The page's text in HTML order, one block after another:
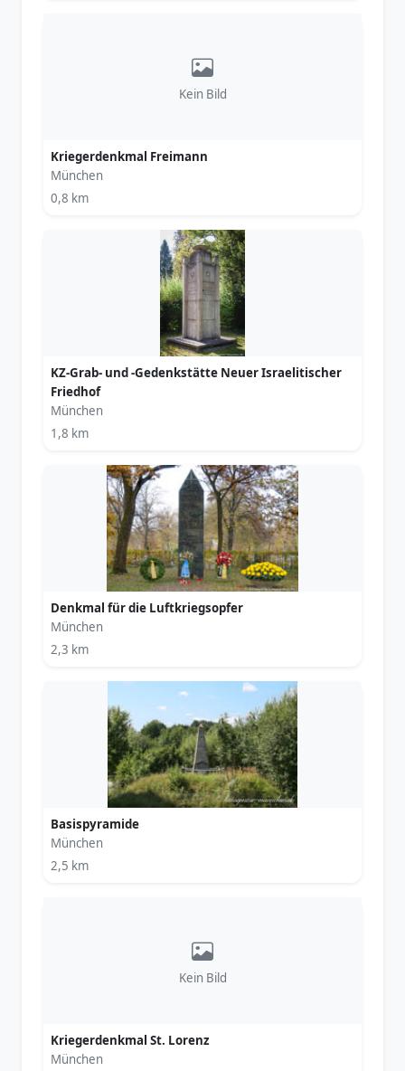
Kein Bild
Kriegerdenkmal Freimann
München
0,8 km
KZ-Grab- und -Gedenkstätte Neuer Israelitischer
Friedhof
München
1,8 km
Denkmal für die Luftkriegsopfer
München
2,3 km
Basispyramide
München
2,5 km
Kein Bild
Kriegerdenkmal St. Lorenz
München